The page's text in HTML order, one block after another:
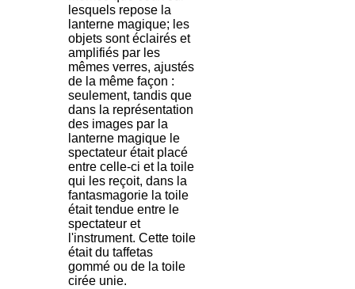
lesquels repose la
lanterne magique; les
objets sont éclairés et
amplifiés par les
mêmes verres, ajustés
de la même façon :
seulement, tandis que
dans la représentation
des images par la
lanterne magique le
spectateur était placé
entre celle-ci et la toile
qui les reçoit, dans la
fantasmagorie la toile
était tendue entre le
spectateur et
l'instrument. Cette toile
était du taffetas
gommé ou de la toile
cirée unie.